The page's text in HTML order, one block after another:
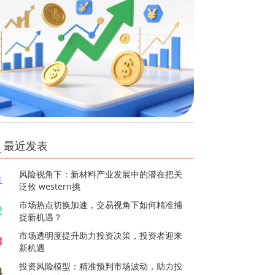
最近发表
风险视角下：新材料产业发展中的潜在把关
泛攸 western挑
市场热点切换加速，交易视角下如何精准捕
捉新机遇？
市场透明度提升助力投资决策，投资者迎来
新机遇
投资风险模型：精准预判市场波动，助力投